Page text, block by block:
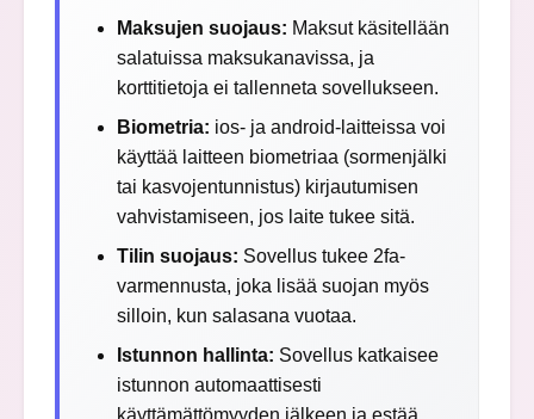
Maksujen suojaus: Maksut käsitellään
salatuissa maksukanavissa, ja
korttitietoja ei tallenneta sovellukseen.
Biometria: ios- ja android-laitteissa voi
käyttää laitteen biometriaa (sormenjälki
tai kasvojentunnistus) kirjautumisen
vahvistamiseen, jos laite tukee sitä.
Tilin suojaus: Sovellus tukee 2fa-
varmennusta, joka lisää suojan myös
silloin, kun salasana vuotaa.
Istunnon hallinta: Sovellus katkaisee
istunnon automaattisesti
käyttämättömyyden jälkeen ja estää